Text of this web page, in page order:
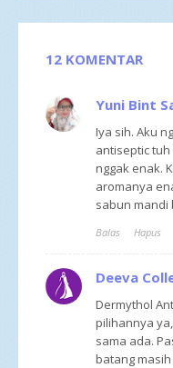
12 KOMENTAR
Yuni Bint
Iya sih. Aku
antiseptic
nggak enak.
aromanya
sabun mandi
Balas Hapus
Deeva
Dermythol
pilihannya
sama ada.
batang